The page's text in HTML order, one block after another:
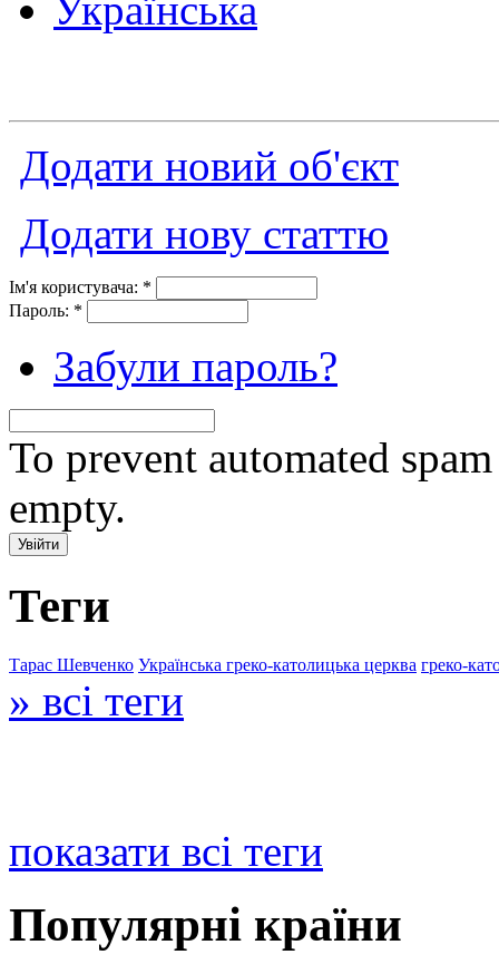
Додати новий об'єкт
Додати нову статтю
Ім'я користувача: *
Пароль: *
Забули пароль?
To prevent automated
empty.
Теги
Тарас Шевченко Українська греко-католицька церква греко-
» всі теги
показати всі теги
Популярні країни